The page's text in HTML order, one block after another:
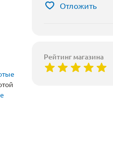
Отложить
Рейтинг магазина